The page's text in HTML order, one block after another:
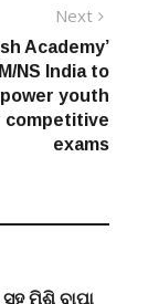
Next
post:
Academy’
NS India to
youth
competitive
exams
ମିଶି ବାପା